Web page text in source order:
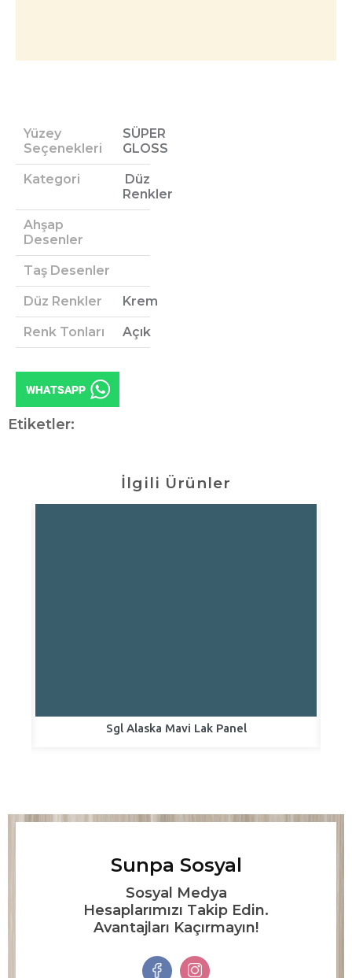
Yüzey
Seçenekleri
SÜPER
GLOSS
Kategori
Düz
Renkler
Ahşap
Desenler
Taş Desenler
Düz Renkler Krem
Renk Tonları Açık
Etiketler:
İlgili Ürünler
Sgl Alaska Mavi Lak Panel
Sunpa Sosyal
Sosyal Medya
Hesaplarımızı Takip Edin.
Avantajları Kaçırmayın!